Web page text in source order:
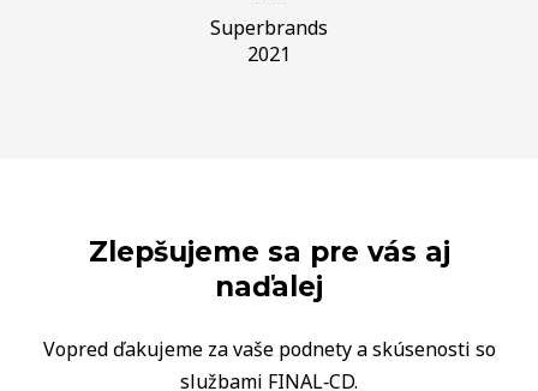
Superbrands
2021
Zlepšujeme sa pre vás aj
naďalej
Vopred ďakujeme za vaše podnety a skúsenosti so
službami FINAL‑CD.